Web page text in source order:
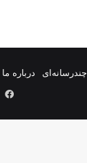
چندرسانه‌ای درباره ما